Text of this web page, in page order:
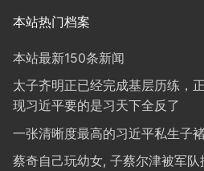
本站热门档案
本站最新150条新闻
太子齐明正已经完成基层历练，
现习近平要的是习天下全反了
一张清晰度最高的习近平私生子
蔡奇自己玩幼女, 子蔡尔津被军